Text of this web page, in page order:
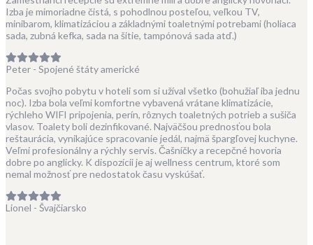
Izba je mimoriadne čistá, s pohodlnou posteľou, veľkou TV,
minibarom, klimatizáciou a základnými toaletnými potrebami (holiaca
sada, zubná kefka, sada na šitie, tampónová sada atď.)
Peter - Spojené štáty americké
Počas svojho pobytu v hoteli som si užíval všetko (bohužiaľ iba jednu
noc). Izba bola veľmi komfortne vybavená vrátane klimatizácie,
rýchleho WIFI pripojenia, perín, rôznych toaletných potrieb a sušiča
vlasov. Toalety boli dezinfikované. Najväčšou prednosťou bola
reštaurácia, vynikajúce spracovanie jedál, najmä špargľovej kuchyne.
Veľmi profesionálny a rýchly servis. Čašníčky a recepčné hovoria
dobre po anglicky. K dispozícii je aj wellness centrum, ktoré som
nemal možnosť pre nedostatok času vyskúšať.
Lionel - Švajčiarsko